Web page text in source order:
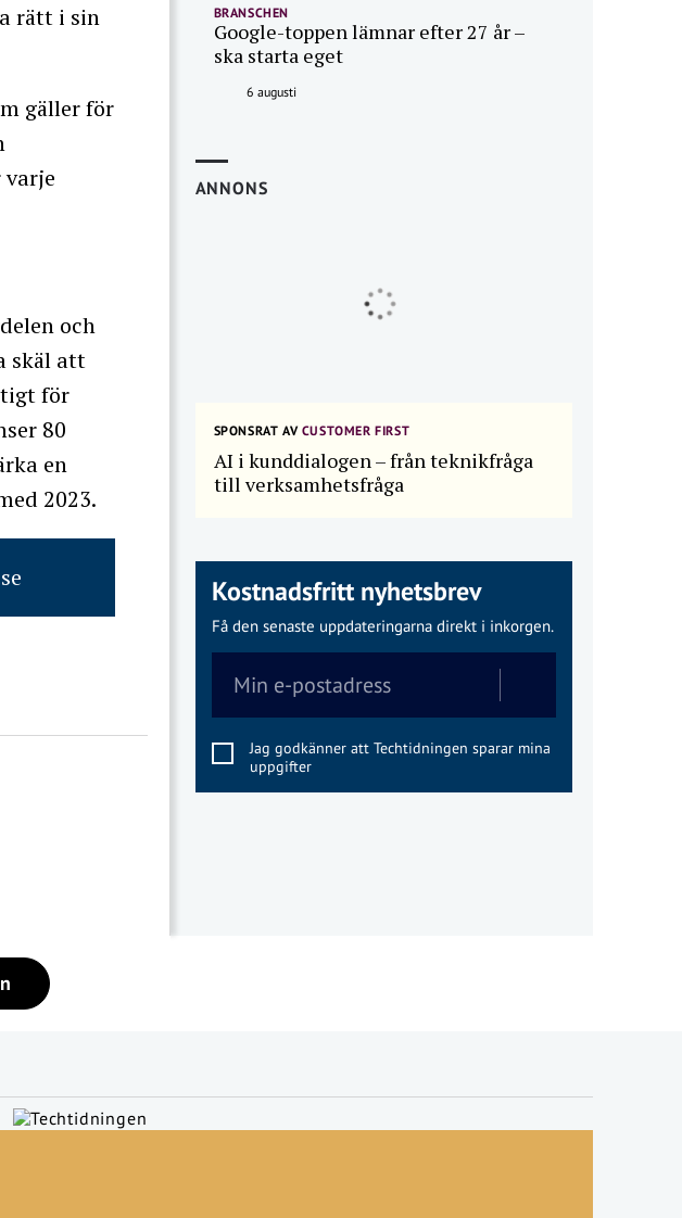
rätt i sin
gäller för
och
skäl att
för
80
en
2023.
BRANSCHEN
Google-toppen lämnar efter 27 år –
ska starta eget
6 augusti
ANNONS
SPONSRAT AVCUSTOMER FIRST
AI i kunddialogen – från teknikfråga
till verksamhetsfråga
Kostnadsfritt nyhetsbrev
Få den senaste uppdateringarna direkt i inkorgen.
Jag godkänner att Techtidningen sparar mina
uppgifter